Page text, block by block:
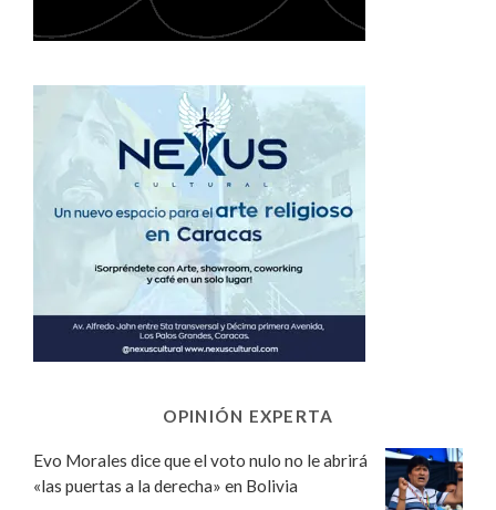
OPINIÓN EXPERTA
Evo Morales dice que el voto nulo no le abrirá
«las puertas a la derecha» en Bolivia